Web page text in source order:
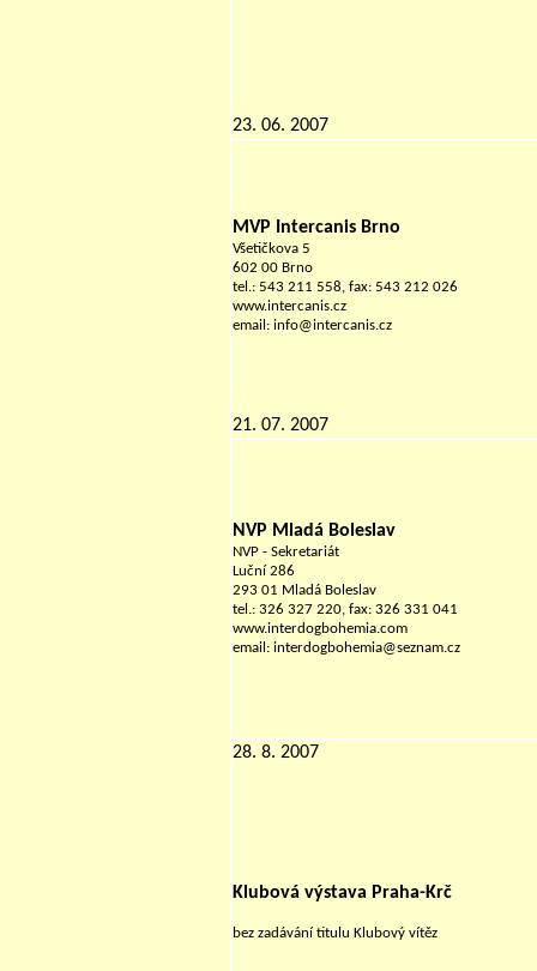
23. 06. 2007
MVP Intercanis Brno
Všetičkova 5
602 00 Brno
tel.: 543 211 558, fax: 543 212 026
www.intercanis.cz
email: info@intercanis.cz
21. 07. 2007
NVP Mladá Boleslav
NVP - Sekretariát
Luční 286
293 01 Mladá Boleslav
tel.: 326 327 220, fax: 326 331 041
www.interdogbohemia.com
email: interdogbohemia@seznam.cz
28. 8. 2007
Klubová výstava Praha-Krč
bez zadávání titulu Klubový vítěz